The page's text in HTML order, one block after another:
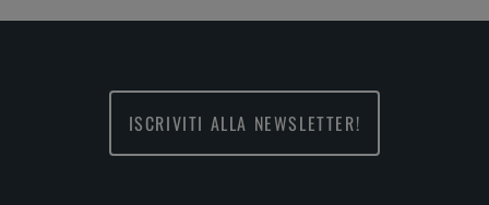
ISCRIVITI ALLA NEWSLETTER!